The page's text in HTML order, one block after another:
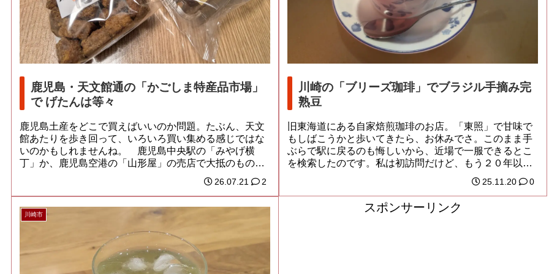
鹿児島・天文館通の「かごしま特産品市場」
で げたんは等々
鹿児島土産をどこで買えばいいのか問題。たぶん、天文
館あたりを歩き回って、いろいろ買い集める感じではな
いのかもしれませんね。 鹿児島中央駅の「みやげ横
丁」か、鹿児島空港の「山形屋」の売店で大抵のものが
26.07.21 2
川崎の「ブリーズ珈琲」でブラジル手摘み完
熟豆
旧東海道にある自家焙煎珈琲のお店。「東照」で甘味で
もしばこうかと歩いてきたら、お休みでさ。このまま手
ぶらで駅に戻るのも悔しいから、近場で一服できるとこ
を検索したのです。私は初訪問だけど、もう２０年以
25.11.20 0
川崎市
スポンサーリンク